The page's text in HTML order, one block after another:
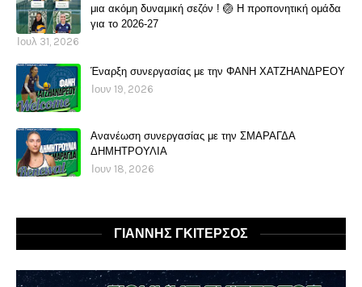
μια ακόμη δυναμική σεζόν ! 🏐 Η προπονητική ομάδα
για το 2026-27
Ιουλ 31, 2026
Έναρξη συνεργασίας με την ΦΑΝΗ ΧΑΤΖΗΑΝΔΡΕΟΥ
Ιουν 19, 2026
Ανανέωση συνεργασίας με την ΣΜΑΡΑΓΔΑ
ΔΗΜΗΤΡΟΥΛΙΑ
Ιουν 18, 2026
ΓΙΑΝΝΗΣ ΓΚΙΤΕΡΣΟΣ